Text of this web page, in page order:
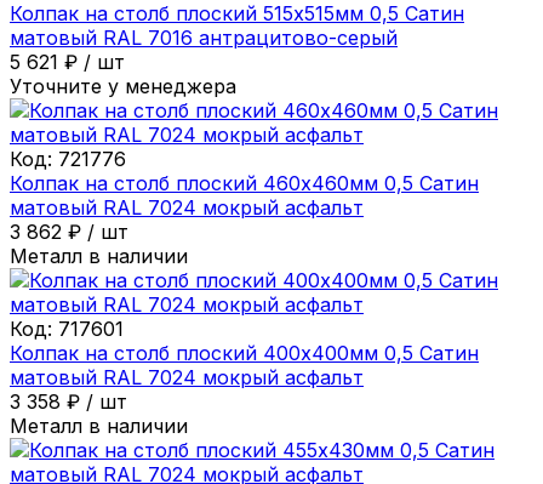
Колпак на столб плоский 515х515мм 0,5 Сатин
матовый RAL 7016 антрацитово-серый
5 621 ₽ / шт
Уточните у менеджера
Код: 721776
Колпак на столб плоский 460х460мм 0,5 Сатин
матовый RAL 7024 мокрый асфальт
3 862 ₽ / шт
Металл в наличии
Код: 717601
Колпак на столб плоский 400х400мм 0,5 Сатин
матовый RAL 7024 мокрый асфальт
3 358 ₽ / шт
Металл в наличии